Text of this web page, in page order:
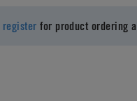
register for product ordering